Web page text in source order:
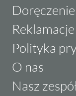
Reklamacje
Polityka
O nas
Nasz